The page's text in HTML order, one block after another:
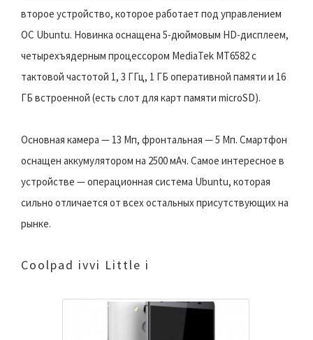
второе устройство, которое работает под управлением
ОС Ubuntu. Новинка оснащена 5-дюймовым HD-дисплеем,
четырехъядерным процессором MediaTek MT6582 с
тактовой частотой 1, 3 ГГц, 1 ГБ оперативной памяти и 16
ГБ встроенной (есть слот для карт памяти microSD).
Основная камера — 13 Мп, фронтальная — 5 Мп. Смартфон
оснащен аккумулятором на 2500 мАч. Самое интересное в
устройстве — операционная система Ubuntu, которая
сильно отличается от всех остальных присутствующих на
рынке.
Coolpad ivvi Little i